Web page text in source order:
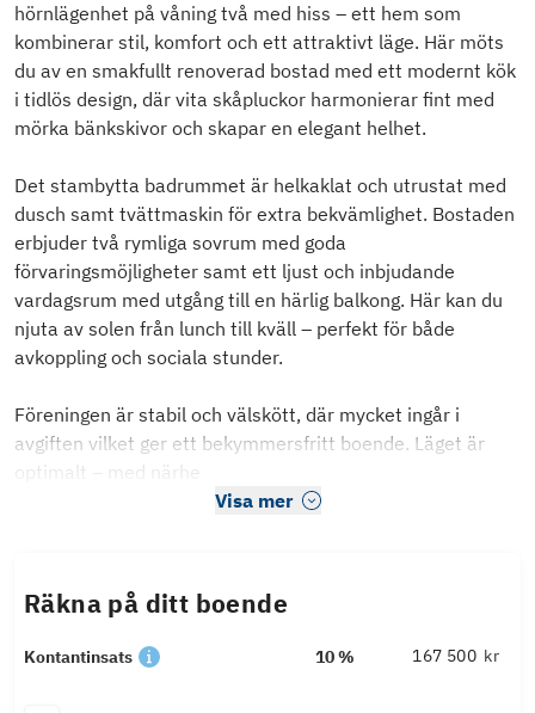
hörnlägenhet på våning två med hiss – ett hem som
kombinerar stil, komfort och ett attraktivt läge. Här möts
du av en smakfullt renoverad bostad med ett modernt kök
i tidlös design, där vita skåpluckor harmonierar fint med
mörka bänkskivor och skapar en elegant helhet.
Det stambytta badrummet är helkaklat och utrustat med
dusch samt tvättmaskin för extra bekvämlighet. Bostaden
erbjuder två rymliga sovrum med goda
förvaringsmöjligheter samt ett ljust och inbjudande
vardagsrum med utgång till en härlig balkong. Här kan du
njuta av solen från lunch till kväll – perfekt för både
avkoppling och sociala stunder.
Föreningen är stabil och välskött, där mycket ingår i
avgiften vilket ger ett bekymmersfritt boende. Läget är
optimalt – med närhe
Visa mer
Räkna på ditt boende
Kontantinsats 10 % kr